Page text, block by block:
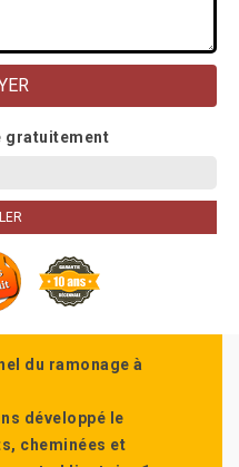
gratuitement
du ramonage à
développé le
cheminées et